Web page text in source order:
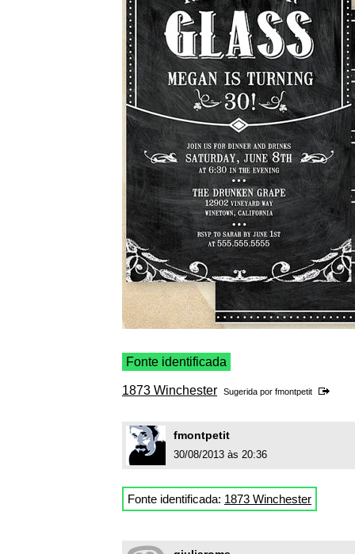
Fonte identificada
1873 Winchester Sugerida por fmontpetit
fmontpetit
30/08/2013 às 20:36
Fonte identificada: 1873 Winchester